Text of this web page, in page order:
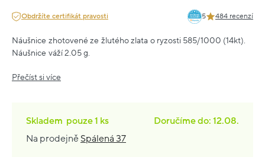
Obdržíte certifikát pravosti 5 484 recenzí
Náušnice zhotovené ze žlutého zlata o ryzosti 585/1000 (14kt).
Náušnice váží 2.05 g.
Přečíst si více
Skladem pouze1 ks
Doručíme do: 12.08.
Na prodejně Spálená 37